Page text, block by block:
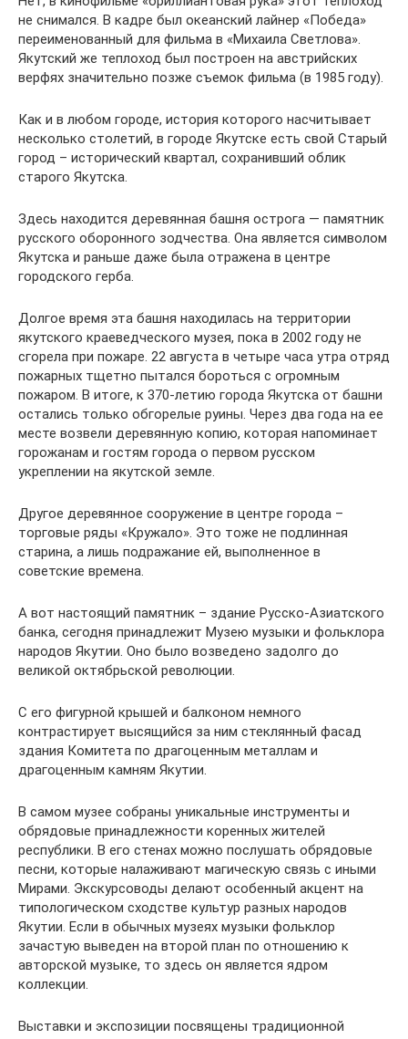
не снимался. В кадре был океанский лайнер «Победа»
переименованный для фильма в «Михаила Светлова».
Якутский же теплоход был построен на австрийских
верфях значительно позже съемок фильма (в 1985 году).
Как и в любом городе, история которого насчитывает
несколько столетий, в городе Якутске есть свой Старый
город – исторический квартал, сохранивший облик
старого Якутска.
Здесь находится деревянная башня острога — памятник
русского оборонного зодчества. Она является символом
Якутска и раньше даже была отражена в центре
городского герба.
Долгое время эта башня находилась на территории
якутского краеведческого музея, пока в 2002 году не
сгорела при пожаре. 22 августа в четыре часа утра отряд
пожарных тщетно пытался бороться с огромным
пожаром. В итоге, к 370-летию города Якутска от башни
остались только обгорелые руины. Через два года на ее
месте возвели деревянную копию, которая напоминает
горожанам и гостям города о первом русском
укреплении на якутской земле.
Другое деревянное сооружение в центре города –
торговые ряды «Кружало». Это тоже не подлинная
старина, а лишь подражание ей, выполненное в
советские времена.
А вот настоящий памятник – здание Русско-Азиатского
банка, сегодня принадлежит Музею музыки и фольклора
народов Якутии. Оно было возведено задолго до
великой октябрьской революции.
С его фигурной крышей и балконом немного
контрастирует высящийся за ним стеклянный фасад
здания Комитета по драгоценным металлам и
драгоценным камням Якутии.
В самом музее собраны уникальные инструменты и
обрядовые принадлежности коренных жителей
республики. В его стенах можно послушать обрядовые
песни, которые налаживают магическую связь с иными
Мирами. Экскурсоводы делают особенный акцент на
типологическом сходстве культур разных народов
Якутии. Если в обычных музеях музыки фольклор
зачастую выведен на второй план по отношению к
авторской музыке, то здесь он является ядром
коллекции.
Выставки и экспозиции посвящены традиционной